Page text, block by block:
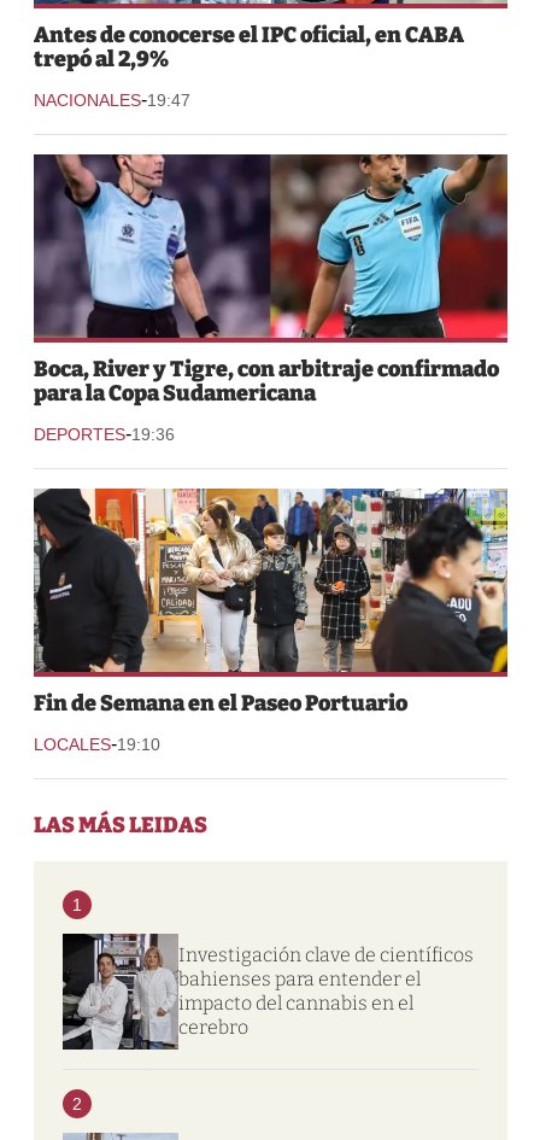
Antes de conocerse el IPC oficial, en CABA
trepó al 2,9%
NACIONALES-19:47
Boca, River y Tigre, con arbitraje confirmado
para la Copa Sudamericana
DEPORTES-19:36
Fin de Semana en el Paseo Portuario
LOCALES-19:10
LAS MÁS LEIDAS
1
Investigación clave de científicos
bahienses para entender el
impacto del cannabis en el
cerebro
2